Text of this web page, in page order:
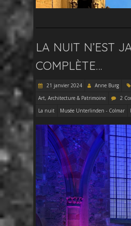
LA NUIT N’EST
COMPLÈTE…
21 janvier 2024
Anne Burg
Art, Architecture & Patrimoine
2
La nuit
Musée Unterlinden - Colmar